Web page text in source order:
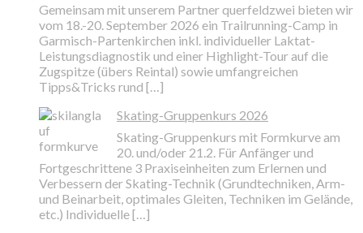
Gemeinsam mit unserem Partner querfeldzwei bieten wir
vom 18.-20. September 2026 ein Trailrunning-Camp in
Garmisch-Partenkirchen inkl. individueller Laktat-
Leistungsdiagnostik und einer Highlight-Tour auf die
Zugspitze (übers Reintal) sowie umfangreichen
Tipps&Tricks rund […]
Skating-Gruppenkurs 2026
Skating-Gruppenkurs mit Formkurve am
20. und/oder 21.2. Für Anfänger und
Fortgeschrittene 3 Praxiseinheiten zum Erlernen und
Verbessern der Skating-Technik (Grundtechniken, Arm-
und Beinarbeit, optimales Gleiten, Techniken im Gelände,
etc.) Individuelle […]